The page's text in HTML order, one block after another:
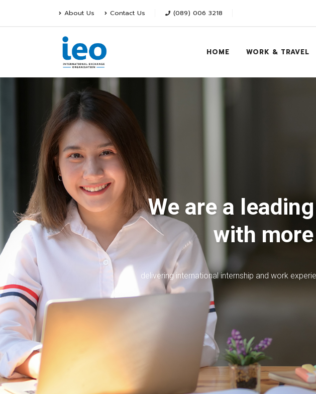
About Us Contact Us (089) 006 3218
HOME WORK & TRAVEL
We are a
with
delivering international internship and work experie